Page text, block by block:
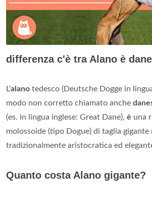
differenza c'è tra Alano è
L'alano tedesco (Deutsche Dogge in
modo non corretto chiamato anche
(es. in lingua inglese: Great Dane), è una
molossoide (tipo Dogue) di taglia gigante
tradizionalmente aristocratica ed
Quanto costa Alano gigante?